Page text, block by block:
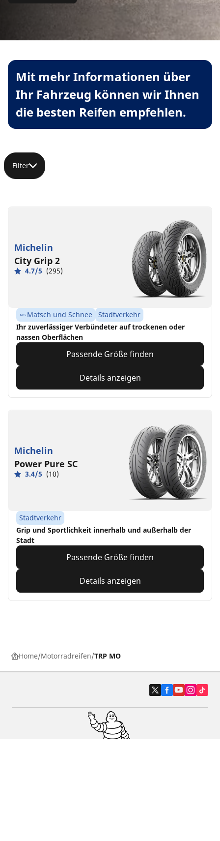
Mit mehr Informationen über
Ihr Fahrzeug können wir Ihnen
die besten Reifen empfehlen.
Filter
Michelin
City Grip 2
4.7/5 (295)
Matsch und Schnee
Stadtverkehr
Ihr zuverlässiger Verbündeter auf trockenen oder
nassen Oberflächen
Passende Größe finden
Details anzeigen
Michelin
Power Pure SC
3.4/5 (10)
Stadtverkehr
Grip und Sportlichkeit innerhalb und außerhalb der
Stadt
Passende Größe finden
Details anzeigen
Home Motorradreifen TRP MO